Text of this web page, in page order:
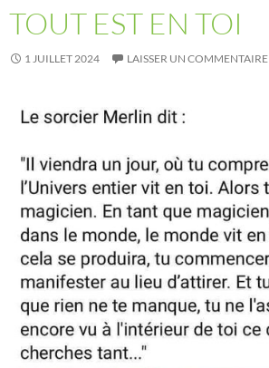
TOUT EST EN TOI
1 JUILLET 2024 LAISSER UN COMMENTAIRE